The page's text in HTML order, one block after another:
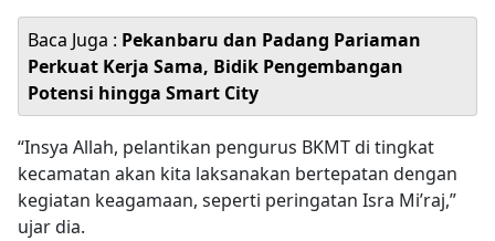
Baca Juga : Pekanbaru dan Padang Pariaman
Perkuat Kerja Sama, Bidik Pengembangan
Potensi hingga Smart City
“Insya Allah, pelantikan pengurus BKMT di tingkat
kecamatan akan kita laksanakan bertepatan dengan
kegiatan keagamaan, seperti peringatan Isra Mi’raj,”
ujar dia.